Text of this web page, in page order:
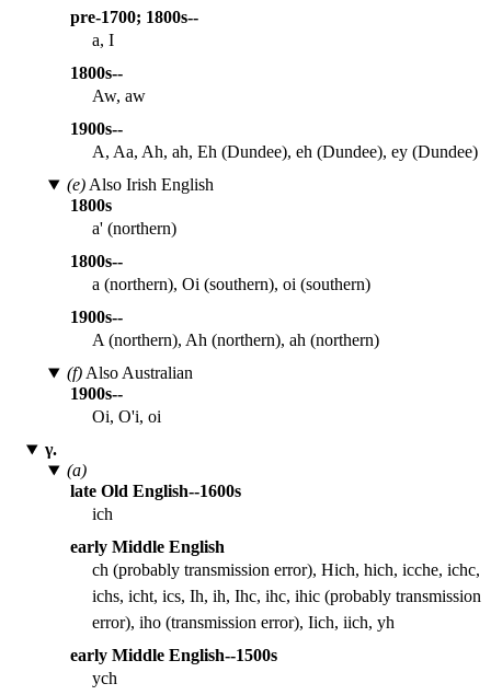
pre-1700; 1800s--
a, I
1800s--
Aw, aw
1900s--
A, Aa, Ah, ah, Eh (Dundee), eh (Dundee), ey (Dundee)
(e)Also Irish English
1800s
a' (northern)
1800s--
a (northern), Oi (southern), oi (southern)
1900s--
A (northern), Ah (northern), ah (northern)
(f)Also Australian
1900s--
Oi, O'i, oi
γ.
(a)
late Old English--1600s
ich
early Middle English
ch (probably transmission error), Hich, hich, icche, ichc,
ichs, icht, ics, Ih, ih, Ihc, ihc, ihic (probably transmission
error), iho (transmission error), Iich, iich, yh
early Middle English--1500s
ych